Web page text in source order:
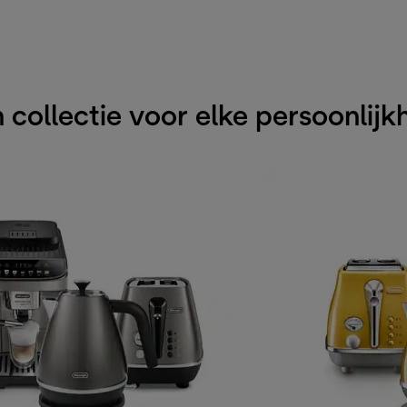
collectie voor elke